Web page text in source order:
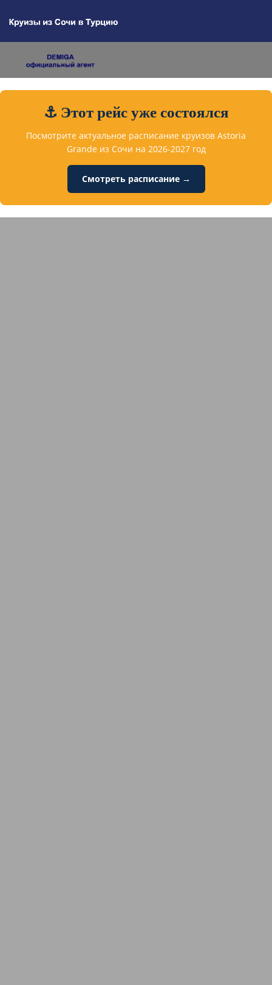
⚓ Этот рейс уже состоялся
Посмотрите актуальное расписание круизов Astoria
Grande из Сочи на 2026-2027 год
Смотреть расписание →